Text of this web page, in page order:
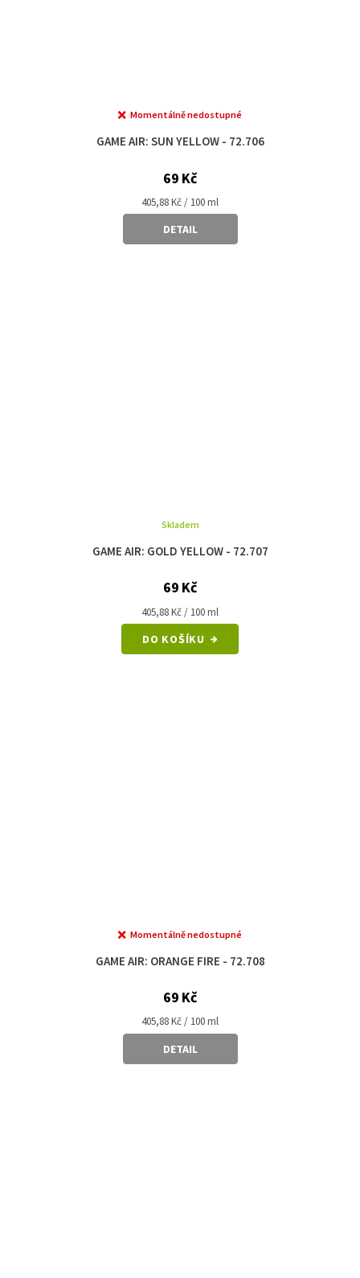
GAME AIR: SUN YELLOW - 72.706
Momentálně nedostupné
69 Kč
Měrná
cena:
405,88 Kč / 100 ml
DETAIL
GAME AIR: GOLD YELLOW - 72.707
Skladem
69 Kč
Měrná
cena:
405,88 Kč / 100 ml
DO KOŠÍKU
GAME AIR: ORANGE FIRE - 72.708
Momentálně nedostupné
69 Kč
Měrná
cena:
405,88 Kč / 100 ml
DETAIL